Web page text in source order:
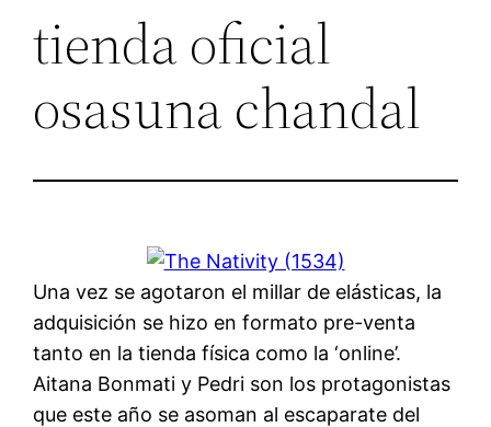
tienda oficial
osasuna chandal
Una vez se agotaron el millar de elásticas, la
adquisición se hizo en formato pre-venta
tanto en la tienda física como la ‘online’.
Aitana Bonmati y Pedri son los protagonistas
que este año se asoman al escaparate del